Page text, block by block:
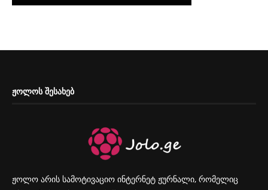
ᲟᲝᲚᲝᲡ ᲨᲔᲡᲐᲮᲔᲑ
ჟოლო არის სამოტივაციო ინტერნეტ ჟურნალი, რომელიც